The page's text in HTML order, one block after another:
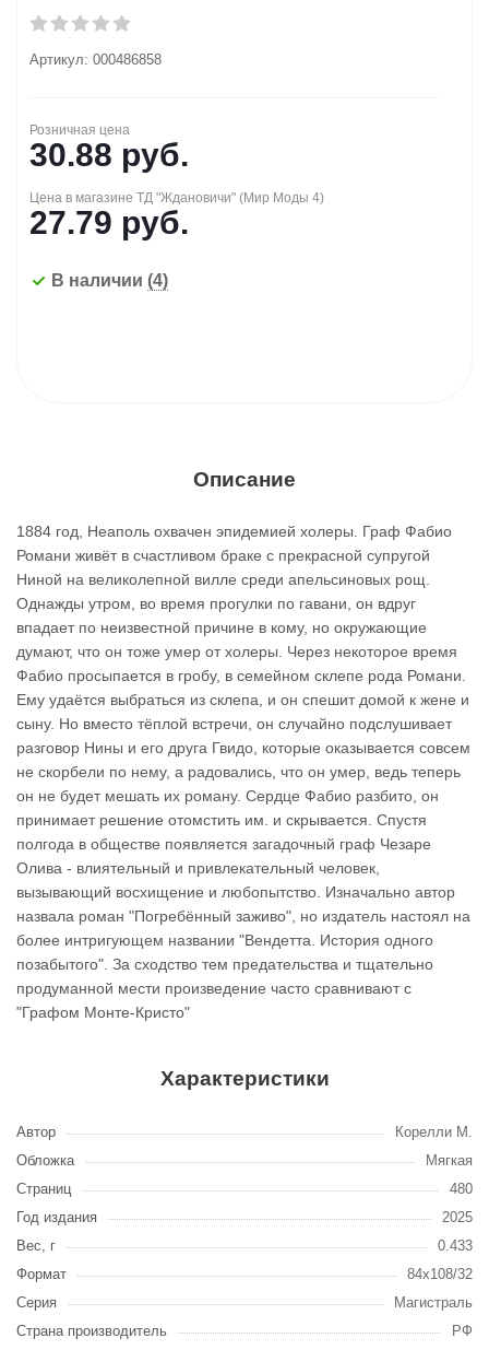
Артикул: 000486858
Розничная цена
30.88 руб.
Цена в магазине ТД "Ждановичи" (Мир Моды 4)
27.79 руб.
В наличии (4)
Описание
1884 год, Неаполь охвачен эпидемией холеры. Граф Фабио
Романи живёт в счастливом браке с прекрасной супругой
Ниной на великолепной вилле среди апельсиновых рощ.
Однажды утром, во время прогулки по гавани, он вдруг
впадает по неизвестной причине в кому, но окружающие
думают, что он тоже умер от холеры. Через некоторое время
Фабио просыпается в гробу, в семейном склепе рода Романи.
Ему удаётся выбраться из склепа, и он спешит домой к жене и
сыну. Но вместо тёплой встречи, он случайно подслушивает
разговор Нины и его друга Гвидо, которые оказывается совсем
не скорбели по нему, а радовались, что он умер, ведь теперь
он не будет мешать их роману. Сердце Фабио разбито, он
принимает решение отомстить им. и скрывается. Спустя
полгода в обществе появляется загадочный граф Чезаре
Олива - влиятельный и привлекательный человек,
вызывающий восхищение и любопытство. Изначально автор
назвала роман "Погребённый заживо", но издатель настоял на
более интригующем названии "Вендетта. История одного
позабытого". За сходство тем предательства и тщательно
продуманной мести произведение часто сравнивают с
"Графом Монте-Кристо"
Характеристики
Автор
Корелли М.
Обложка
Мягкая
Страниц
480
Год издания
2025
Вес, г
0.433
Формат
84x108/32
Серия
Магистраль
Страна производитель
РФ